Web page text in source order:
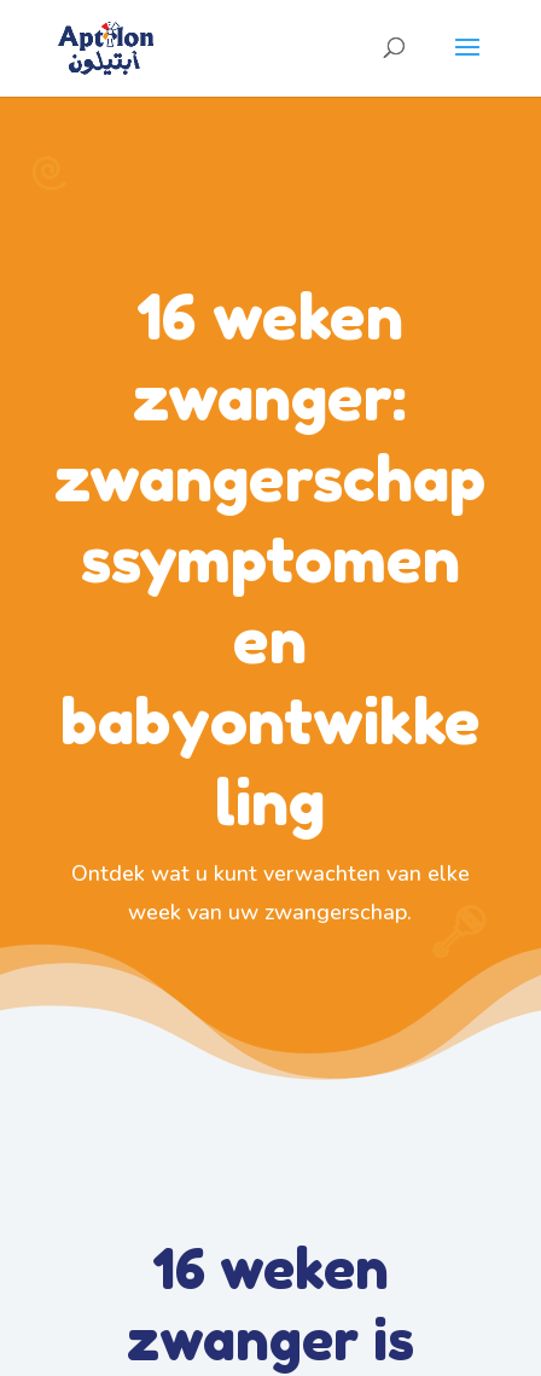
16 weken
zwanger:
zwangerschap
ssymptomen
en
babyontwikke
ling
Ontdek wat u kunt verwachten van elke
week van uw zwangerschap.
16 weken
zwanger is